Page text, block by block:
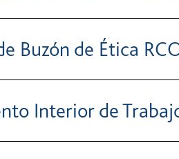
Buzón de Ética
Interior de